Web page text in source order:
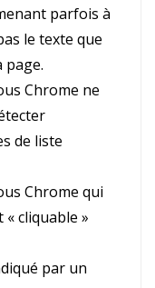
parfois à
le texte que
page.
Chrome ne
de liste
Chrome qui
« cliquable »
par un